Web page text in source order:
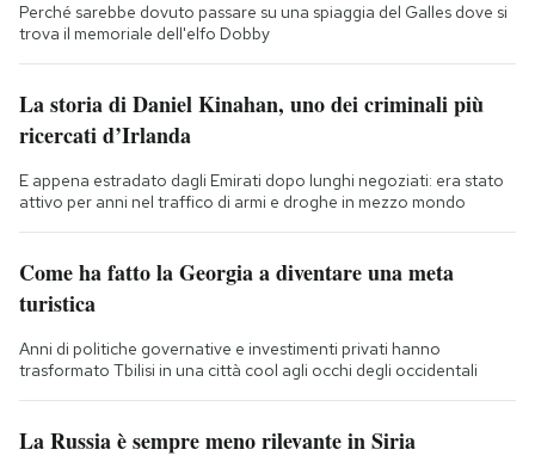
Perché sarebbe dovuto passare su una spiaggia del Galles dove si
trova il memoriale dell'elfo Dobby
La storia di Daniel Kinahan, uno dei criminali più
ricercati d’Irlanda
E appena estradato dagli Emirati dopo lunghi negoziati: era stato
attivo per anni nel traffico di armi e droghe in mezzo mondo
Come ha fatto la Georgia a diventare una meta
turistica
Anni di politiche governative e investimenti privati hanno
trasformato Tbilisi in una città cool agli occhi degli occidentali
La Russia è sempre meno rilevante in Siria